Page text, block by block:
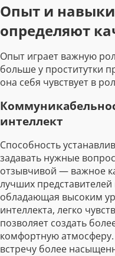
Опыт и
определяют
Опыт играет важную
больше у проститутки
она себя чувствует в
интеллект
Способность
задавать нужные
отзывчивой — важное
лучших
обладающая высоким
интеллекта, легко
позволяет создать
комфортную
встречу более